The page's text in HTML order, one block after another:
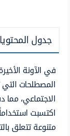
جدول
المصطلحات
الاجتماعي، مما
اكتسبت
متنوعة تتعلق